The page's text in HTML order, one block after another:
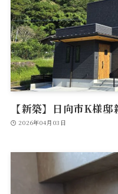
【新築】日向市K様邸
2026年04月03日